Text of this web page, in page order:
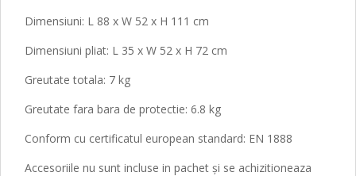
Dimensiuni: L 88 x W 52 x H 111 cm
Dimensiuni pliat: L 35 x W 52 x H 72 cm
Greutate totala: 7 kg
Greutate fara bara de protectie: 6.8 kg
Conform cu certificatul european standard: EN 1888
Accesoriile nu sunt incluse in pachet și se achizitioneaza